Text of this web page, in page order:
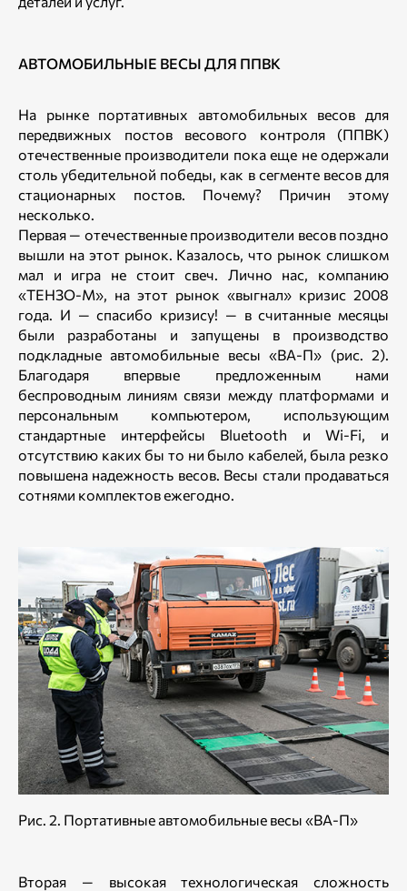
АВТОМОБИЛЬНЫЕ ВЕСЫ ДЛЯ ППВК
На рынке портативных автомобильных весов для
передвижных постов весового контроля (ППВК)
отечественные производители пока еще не одержали
столь убедительной победы, как в сегменте весов для
стационарных постов. Почему? Причин этому
несколько.
Первая — отечественные производители весов поздно
вышли на этот рынок. Казалось, что рынок слишком
мал и игра не стоит свеч. Лично нас, компанию
«ТЕНЗО-М», на этот рынок «выгнал» кризис 2008
года. И — спасибо кризису! — в считанные месяцы
были разработаны и запущены в производство
подкладные автомобильные весы «ВА-П» (рис. 2).
Благодаря впервые предложенным нами
беспроводным линиям связи между платформами и
персональным компьютером, использующим
стандартные интерфейсы Bluetooth и Wi-Fi, и
отсутствию каких бы то ни было кабелей, была резко
повышена надежность весов. Весы стали продаваться
сотнями комплектов ежегодно.
Рис. 2. Портативные автомобильные весы «ВА-П»
Вторая — высокая технологическая сложность